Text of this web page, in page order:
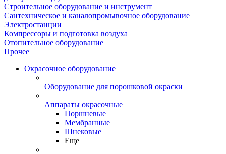
Строительное оборудование и инструмент
Сантехническое и каналопромывочное оборудование
Электростанции
Компрессоры и подготовка воздуха
Отопительное оборудование
Прочее
Окрасочное оборудование
Оборудование для порошковой окраски
Аппараты окрасочные
Поршневые
Мембранные
Шнековые
Еще